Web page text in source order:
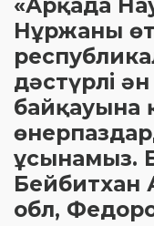
«Арқада
Нұржаны
дәстүрлі
байқауына
ұсынамыз.
Бейбитхан
обл,